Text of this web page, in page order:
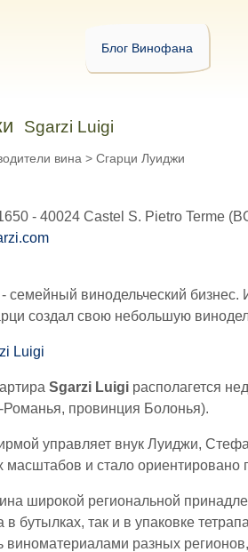
Блог Винофана
Sgarzi Luigi
вина >Сгарци Луиджи
- 40024 Castel S. Pietro Terme
семейный винодельческий бизнес.
создал свою небольшую
Sgarzi Luigiрасполагется
провинция Болонья).
управляет внук Луиджи,
масштабов и стало ориентировано
широкой региональной
в бутылках, так и в упаковке
виноматериалами разных